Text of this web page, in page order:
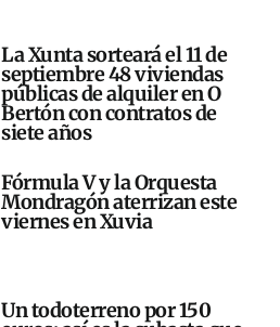
La Xunta sorteará el 11 de
septiembre 48 viviendas
públicas de alquiler en O
Bertón con contratos de
siete años
Fórmula V y la Orquesta
Mondragón aterrizan este
viernes en Xuvia
Un todoterreno por 150